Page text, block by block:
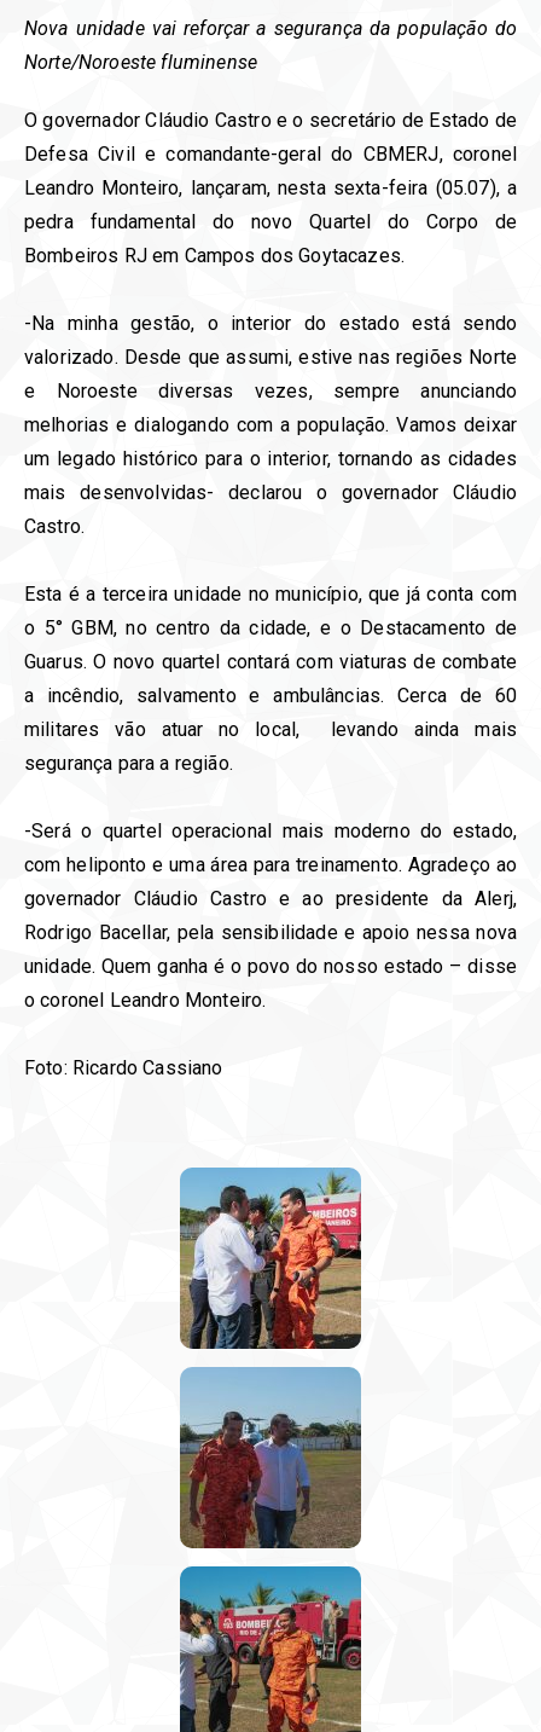
Nova unidade vai reforçar a segurança da população do
Norte/Noroeste fluminense
O governador Cláudio Castro e o secretário de Estado de
Defesa Civil e comandante-geral do CBMERJ, coronel
Leandro Monteiro, lançaram, nesta sexta-feira (05.07), a
pedra fundamental do novo Quartel do Corpo de
Bombeiros RJ em Campos dos Goytacazes.
-Na minha gestão, o interior do estado está sendo
valorizado. Desde que assumi, estive nas regiões Norte
e Noroeste diversas vezes, sempre anunciando
melhorias e dialogando com a população. Vamos deixar
um legado histórico para o interior, tornando as cidades
mais desenvolvidas- declarou o governador Cláudio
Castro.
Esta é a terceira unidade no município, que já conta com
o 5° GBM, no centro da cidade, e o Destacamento de
Guarus. O novo quartel contará com viaturas de combate
a incêndio, salvamento e ambulâncias. Cerca de 60
militares vão atuar no local, levando ainda mais
segurança para a região.
-Será o quartel operacional mais moderno do estado,
com heliponto e uma área para treinamento. Agradeço ao
governador Cláudio Castro e ao presidente da Alerj,
Rodrigo Bacellar, pela sensibilidade e apoio nessa nova
unidade. Quem ganha é o povo do nosso estado – disse
o coronel Leandro Monteiro.
Foto: Ricardo Cassiano